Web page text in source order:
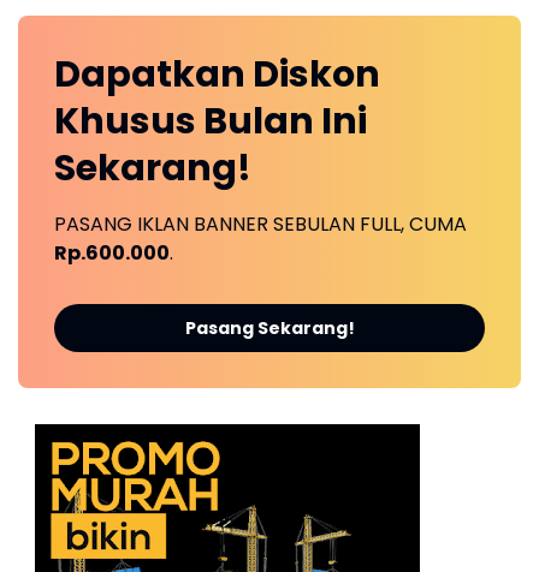
Dapatkan Diskon
Khusus Bulan Ini
Sekarang!
PASANG IKLAN BANNER SEBULAN FULL, CUMA
Rp.600.000.
Pasang Sekarang!